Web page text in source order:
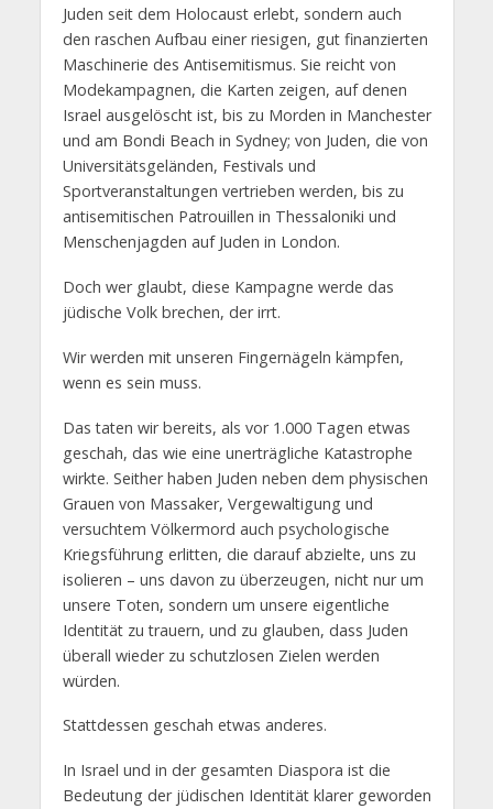
Juden seit dem Holocaust erlebt, sondern auch
den raschen Aufbau einer riesigen, gut finanzierten
Maschinerie des Antisemitismus. Sie reicht von
Modekampagnen, die Karten zeigen, auf denen
Israel ausgelöscht ist, bis zu Morden in Manchester
und am Bondi Beach in Sydney; von Juden, die von
Universitätsgeländen, Festivals und
Sportveranstaltungen vertrieben werden, bis zu
antisemitischen Patrouillen in Thessaloniki und
Menschenjagden auf Juden in London.
Doch wer glaubt, diese Kampagne werde das
jüdische Volk brechen, der irrt.
Wir werden mit unseren Fingernägeln kämpfen,
wenn es sein muss.
Das taten wir bereits, als vor 1.000 Tagen etwas
geschah, das wie eine unerträgliche Katastrophe
wirkte. Seither haben Juden neben dem physischen
Grauen von Massaker, Vergewaltigung und
versuchtem Völkermord auch psychologische
Kriegsführung erlitten, die darauf abzielte, uns zu
isolieren – uns davon zu überzeugen, nicht nur um
unsere Toten, sondern um unsere eigentliche
Identität zu trauern, und zu glauben, dass Juden
überall wieder zu schutzlosen Zielen werden
würden.
Stattdessen geschah etwas anderes.
In Israel und in der gesamten Diaspora ist die
Bedeutung der jüdischen Identität klarer geworden